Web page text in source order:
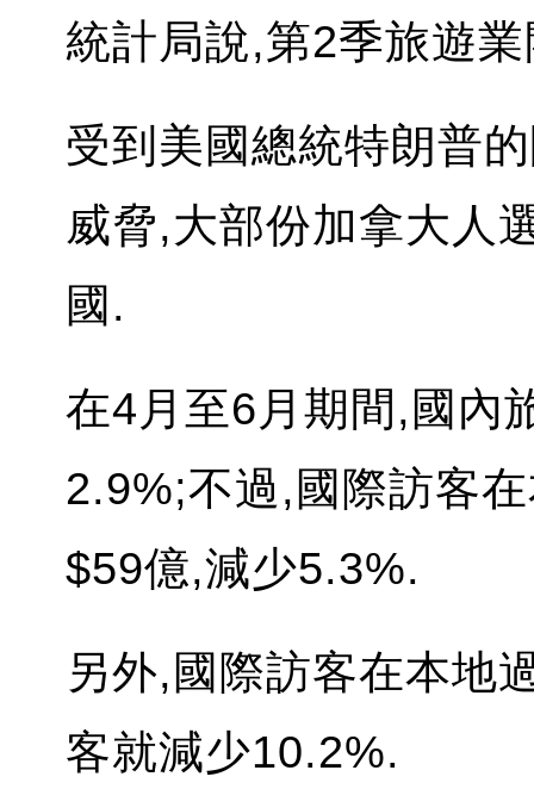
統計局說,第2季旅遊
受到美國總統特朗普
威脅,大部份加拿大人
國.
在4月至6月期間,國內
2.9%;不過,國際訪客
$59億,減少5.3%.
另外,國際訪客在本地
客就減少10.2%.